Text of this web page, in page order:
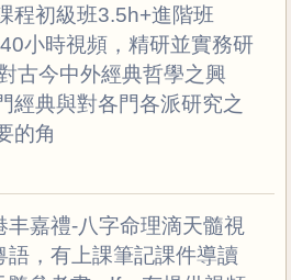
程初級班3.5h+進階班
小時視頻，精研並實務研
古今中外經典哲學之興
經典與對各門各派研究之
的角
嘉禮-八字命理滴天髓視
，有上課筆記課件導讀